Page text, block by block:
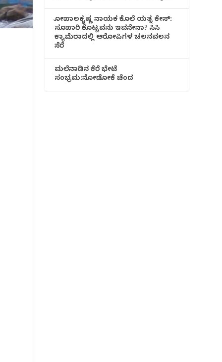
ಗೋಪಾಲಕೃಷ್ಣ ನಾಯಕ ಕೊಲೆ ಯತ್ನ ಕೇಸ್:
ಸೂಪಾರಿ ಕೊಟ್ಟವನು ಇವನೇನಾ? ಸಿಸಿ
ಕ್ಯಾಮೆರಾದಲ್ಲಿ ಆರೋಪಿಗಳ ಚಲನವಲನ
ಸೆರೆ
ಮಲೆನಾಡಿ‌ನ ಕೆರೆ ಭೇಟೆ
ಸಂಭ್ರಮ:ನೋಡೋಕೆ ಚೆಂದ